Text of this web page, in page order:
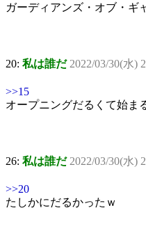
ガーディアンズ・オブ・ギ
20: 私は誰だ 2022/03/30(水)
>>15
オープニングだるくて始ま
26: 私は誰だ 2022/03/30(水)
>>20
たしかにだるかったｗ